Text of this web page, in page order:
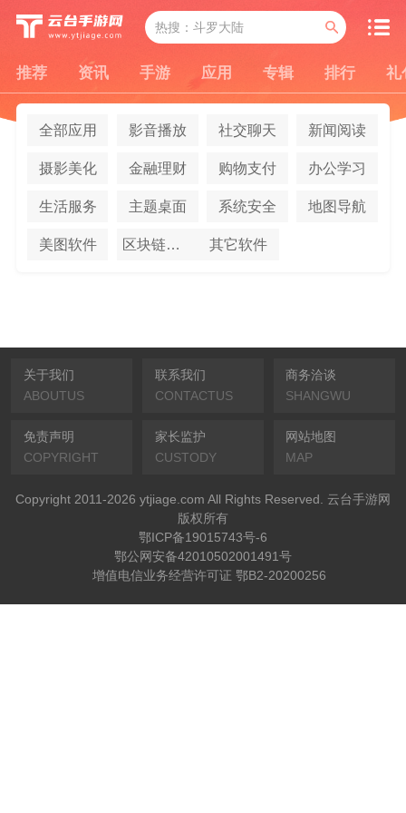
推荐 资讯 手游 应用 专辑 排行 礼
全部应用 影音播放 社交聊天 新闻阅读
摄影美化 金融理财 购物支付 办公学习
生活服务 主题桌面 系统安全 地图导航
美图软件 区块链应用 其它软件
关于我们
ABOUTUS
联系我们
CONTACTUS
商务洽谈
SHANGWU
免责声明
COPYRIGHT
家长监护
CUSTODY
网站地图
MAP
Copyright 2011-2026 ytjiage.com All Rights Reserved. 云台手游网
版权所有
鄂ICP备19015743号-6
鄂公网安备42010502001491号
增值电信业务经营许可证 鄂B2-20200256